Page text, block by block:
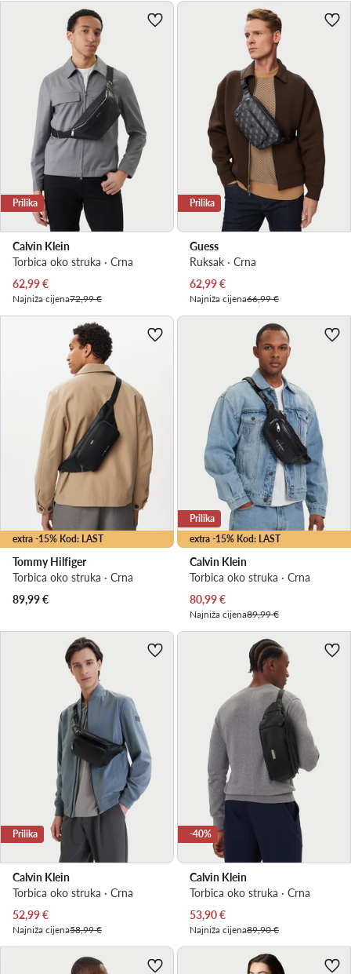
Prilika
Calvin Klein
Torbica oko struka · Crna
Trenutna cijena
62,99€
Najniža cijena72,99 €
Prilika
Guess
Ruksak · Crna
Trenutna cijena
62,99€
Najniža cijena66,99 €
extra -15% Kod: LAST
Tommy Hilfiger
Torbica oko struka · Crna
89,99€
extra -15% Kod: LAST
Prilika
Calvin Klein
Torbica oko struka · Crna
Trenutna cijena
80,99€
Najniža cijena89,99 €
Prilika
Calvin Klein
Torbica oko struka · Crna
Trenutna cijena
52,99€
Najniža cijena58,99 €
-40%
Calvin Klein
Torbica oko struka · Crna
Trenutna cijena
53,90€
Najniža cijena89,90 €